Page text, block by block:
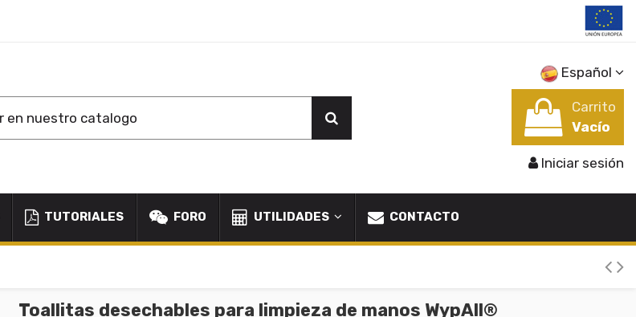
Español
Carrito
Vacío
Iniciar sesión
TUTORIALES FORO UTILIDADES CONTACTO
Toallitas desechables para limpieza de manos WypAll®